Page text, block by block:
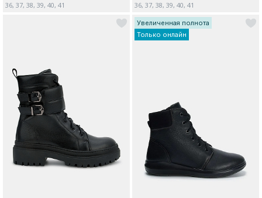
36, 37, 38, 39, 40, 41
36, 37, 38, 39, 40, 41
Увеличенная полнота
Только онлайн